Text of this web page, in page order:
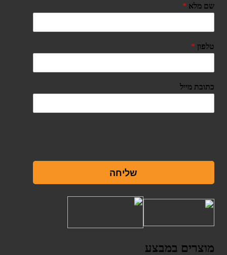
שם מלא *
טלפון *
כתובת מייל
שליחה
מוצרים במבצע